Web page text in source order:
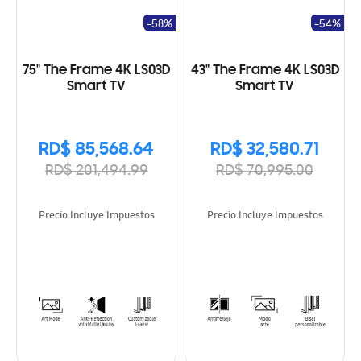
75" The Frame 4K LS03D
Smart TV
RD$ 85,568.64
RD$ 201,494.99
-58%
Precio Incluye Impuestos
43" The Frame 4K LS03D
Smart TV
RD$ 32,580.71
RD$ 70,995.00
-54%
Precio Incluye Impuestos